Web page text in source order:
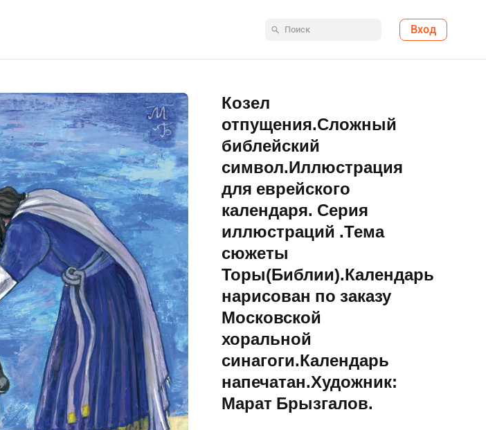
Вход
Козел
отпущения.Сложный
библейский
символ.Иллюстрация
для еврейского
календаря. Серия
иллюстраций .Тема
сюжеты
Торы(Библии).Календарь
нарисован по заказу
Московской
хоральной
синагоги.Календарь
напечатан.Художник:
Марат Брызгалов.